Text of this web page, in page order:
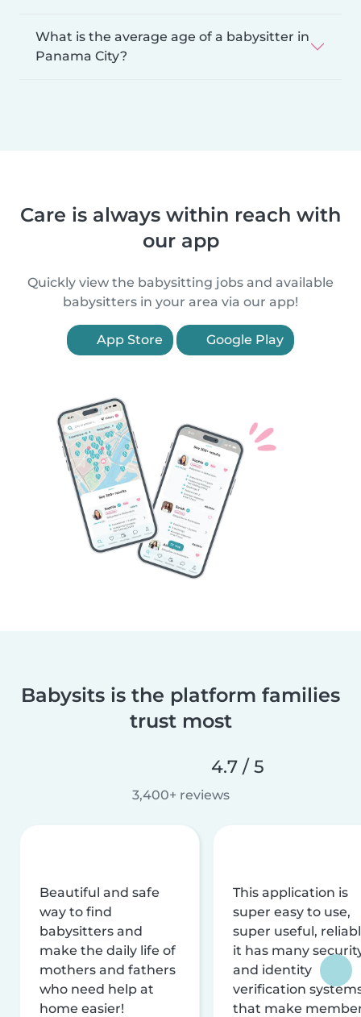
What is the average age of a babysitter in
Panama City?
Care is always within reach with
our app
Quickly view the babysitting jobs and available
babysitters in your area via our app!
App Store Google Play
Babysits is the platform families
trust most
4.7 / 5
3,400+ reviews
Beautiful and safe
way to find
babysitters and
make the daily life of
mothers and fathers
who need help at
home easier!
This application is
super easy to use,
super useful,
it has many
and identity
verification
that make